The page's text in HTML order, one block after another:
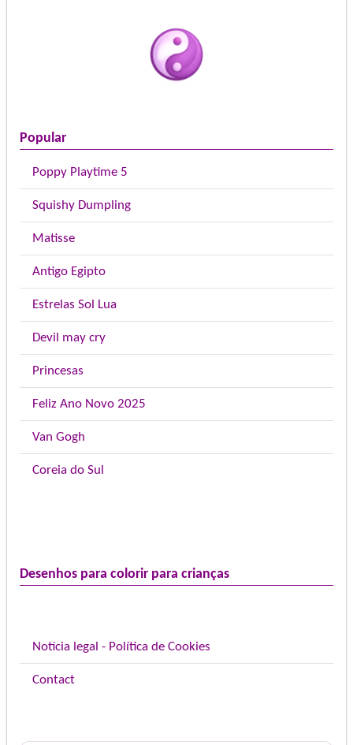
Popular
Poppy Playtime 5
Squishy Dumpling
Matisse
Antigo Egipto
Estrelas Sol Lua
Devil may cry
Princesas
Feliz Ano Novo 2025
Van Gogh
Coreia do Sul
Desenhos para colorir para crianças
Notícia legal - Política de Cookies
Contact